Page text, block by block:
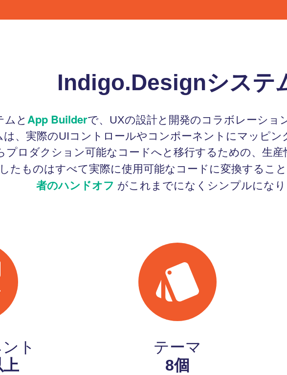
Indigo.Designシステ
ムと App Builderで、UXの設計と開発のコラボレーショ
は、実際のUIコントロールやコンポーネントにマッピ
プロダクション可能なコードへと移行するための、生
たものはすべて実際に使用可能なコードに変換するこ
者のハンドオフ がこれまでになくシンプルにな
ト
上
テーマ
8個